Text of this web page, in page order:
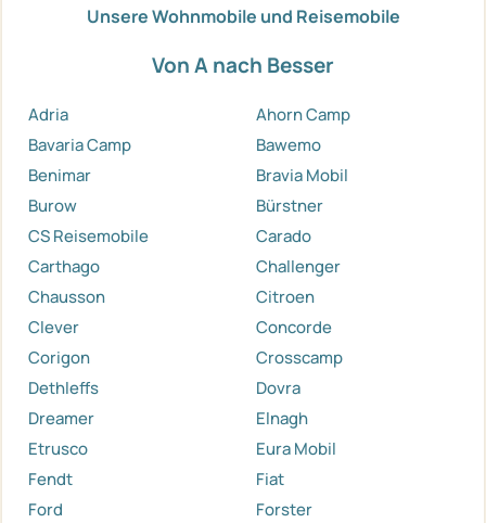
Unsere Wohnmobile und Reisemobile
Von A nach Besser
Adria
Ahorn Camp
Bavaria Camp
Bawemo
Benimar
Bravia Mobil
Burow
Bürstner
CS Reisemobile
Carado
Carthago
Challenger
Chausson
Citroen
Clever
Concorde
Corigon
Crosscamp
Dethleffs
Dovra
Dreamer
Elnagh
Etrusco
Eura Mobil
Fendt
Fiat
Ford
Forster